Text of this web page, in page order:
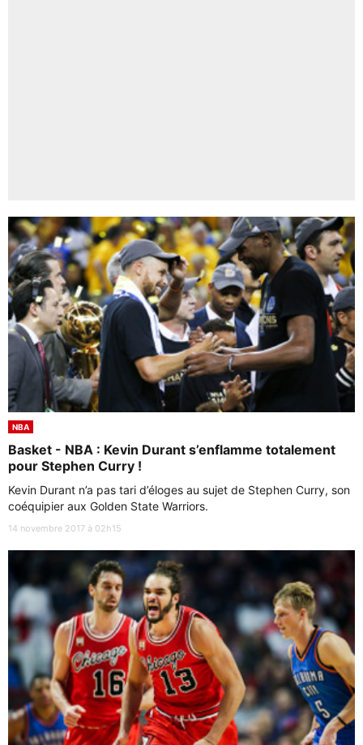
NBA
Basket - NBA : Kevin Durant s’enflamme totalement
pour Stephen Curry !
Kevin Durant n’a pas tari d’éloges au sujet de Stephen Curry, son
coéquipier aux Golden State Warriors.
14 novembre 2017 à 02h15